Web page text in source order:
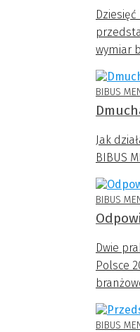
wymiar
BIBUS
Jak
BIBUS
BIBUS
Dwie
Polsce
BIBUS